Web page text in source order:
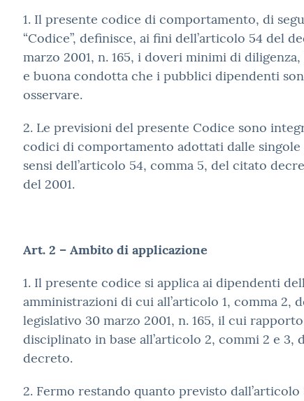
1. Il presente codice di comportamento, di
“Codice”, definisce, ai fini dell’articolo 54 del
marzo 2001, n. 165, i doveri minimi di diligenza,
e buona condotta che i pubblici dipendenti
osservare.
2. Le previsioni del presente Codice sono
codici di comportamento adottati dalle
sensi dell’articolo 54, comma 5, del citato
del 2001.
Art. 2 – Ambito di applicazione
1. Il presente codice si applica ai dipendenti
amministrazioni di cui all’articolo 1, comma 2,
legislativo 30 marzo 2001, n. 165, il cui
disciplinato in base all’articolo 2, commi 2 e 3,
decreto.
2. Fermo restando quanto previsto dall’articolo